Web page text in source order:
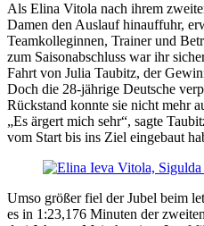
Als Elina Vitola nach ihrem
Damen den Auslauf hinauffuhr,
Teamkolleginnen, Trainer und
zum Saisonabschluss war ihr
Fahrt von Julia Taubitz, der
Doch die 28-jährige Deutsche
Rückstand konnte sie nicht mehr
„Es ärgert mich sehr“, sagte
vom Start bis ins Ziel eingebaut
Umso größer fiel der Jubel beim
es in 1:23,176 Minuten der